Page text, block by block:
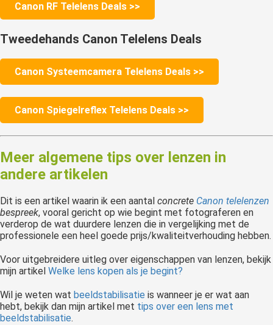
Canon RF Telelens Deals >>
Tweedehands Canon Telelens Deals
Canon Systeemcamera Telelens Deals >>
Canon Spiegelreflex Telelens Deals >>
Meer algemene tips over lenzen in
andere artikelen
Dit is een artikel waarin ik een aantal concrete Canon telelenzen
bespreek, vooral gericht op wie begint met fotograferen en
verderop de wat duurdere lenzen die in vergelijking met de
professionele een heel goede prijs/kwaliteitverhouding hebben.
Voor uitgebreidere uitleg over eigenschappen van lenzen, bekijk
mijn artikel Welke lens kopen als je begint?
Wil je weten wat beeldstabilisatie is wanneer je er wat aan
hebt, bekijk dan mijn artikel met tips over een lens met
beeldstabilisatie.